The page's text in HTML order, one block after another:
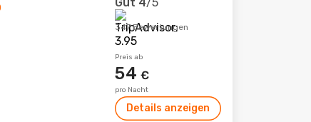
347 Bewertungen
Preis ab
54 €
pro Nacht
Details anzeigen